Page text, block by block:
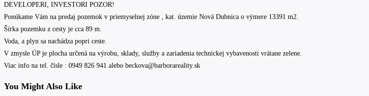
DEVELOPERI, INVESTORI POZOR!
Ponúkame Vám na predaj pozemok v priemyselnej zóne , kat. územie Nová Dubnica o výmere 13391 m2.
Šírka pozemku z cesty je cca 89 m.
Voda, a plyn sa nachádza popri ceste.
V zmysle ÚP je plocha určená na výrobu, sklady, služby a zariadenia technickej vybavenosti vrátane zelene.
Viac info na tel. čísle : 0949 826 941 alebo beckova@barborareality.sk
You Might Also Like